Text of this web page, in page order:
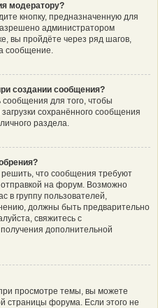
модератору?
кнопку, предназначенную для
администратором
вы пройдёте через ряд шагов,
сообщение.
создании сообщения?
сообщения для того, чтобы
сохранённого сообщения
раздела.
что сообщения требуют
на форум. Возможно
в группу пользователей,
должны быть предварительно
свяжитесь с
дополнительной
просмотре темы, вы можете
страницы форума. Если этого не